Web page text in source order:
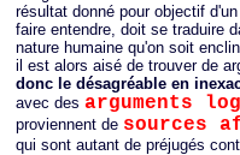
résultat donné pour objectif
faire entendre, doit se traduire
nature humaine qu'on soit
il est alors aisé de trouver de
donc le désagréable en
avec des arguments
proviennent de sources
qui sont autant de préjugés